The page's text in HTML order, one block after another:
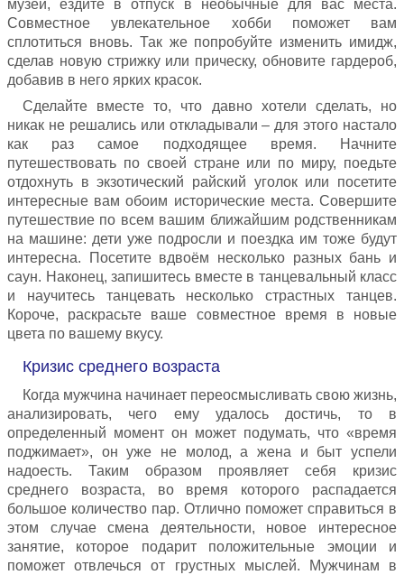
музеи, ездите в отпуск в необычные для вас места.
Совместное увлекательное хобби поможет вам
сплотиться вновь. Так же попробуйте изменить имидж,
сделав новую стрижку или прическу, обновите гардероб,
добавив в него ярких красок.
Сделайте вместе то, что давно хотели сделать, но
никак не решались или откладывали – для этого настало
как раз самое подходящее время. Начните
путешествовать по своей стране или по миру, поедьте
отдохнуть в экзотический райский уголок или посетите
интересные вам обоим исторические места. Совершите
путешествие по всем вашим ближайшим родственникам
на машине: дети уже подросли и поездка им тоже будут
интересна. Посетите вдвоём несколько разных бань и
саун. Наконец, запишитесь вместе в танцевальный класс
и научитесь танцевать несколько страстных танцев.
Короче, раскрасьте ваше совместное время в новые
цвета по вашему вкусу.
Кризис среднего возраста
Когда мужчина начинает переосмысливать свою жизнь,
анализировать, чего ему удалось достичь, то в
определенный момент он может подумать, что «время
поджимает», он уже не молод, а жена и быт успели
надоесть. Таким образом проявляет себя кризис
среднего возраста, во время которого распадается
большое количество пар. Отлично поможет справиться в
этом случае смена деятельности, новое интересное
занятие, которое подарит положительные эмоции и
поможет отвлечься от грустных мыслей. Мужчинам в